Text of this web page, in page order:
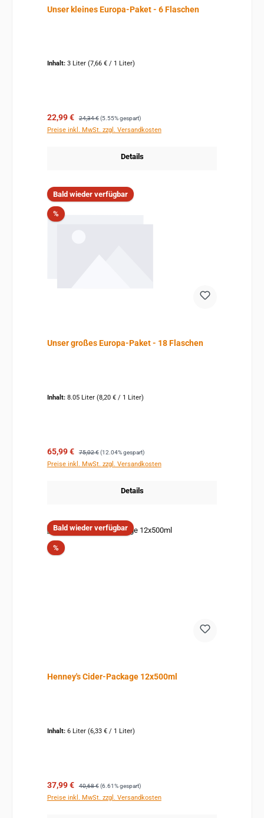
Unser kleines Europa-Paket - 6 Flaschen
Inhalt: 3 Liter (7,66 € / 1 Liter)
Verkaufspreis:
22,99 € Regulärer Preis:
24,34 € (5.55% gespart)
Preise inkl. MwSt. zzgl. Versandkosten
Details
Bald wieder verfügbar
%Rabatt
Unser großes Europa-Paket - 18 Flaschen
Inhalt: 8.05 Liter (8,20 € / 1 Liter)
Verkaufspreis:
65,99 € Regulärer Preis:
75,02 € (12.04% gespart)
Preise inkl. MwSt. zzgl. Versandkosten
Details
Bald wieder verfügbar
%Rabatt
Henney's Cider-Package 12x500ml
Inhalt: 6 Liter (6,33 € / 1 Liter)
Verkaufspreis:
37,99 € Regulärer Preis:
40,68 € (6.61% gespart)
Preise inkl. MwSt. zzgl. Versandkosten